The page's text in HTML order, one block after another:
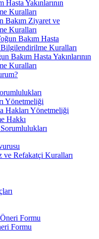
Hasta Yakınlarının
Kuralları
Bakım Ziyaret ve
Kuralları
Bakım Hasta
Bilgilendirilme Kuralları
Bakım Hasta Yakınlarının
Kuralları
Yönetmeliği
Hakları Yönetmeliği
Hakkı
ve Refakatçi Kuralları
Formu
Formu